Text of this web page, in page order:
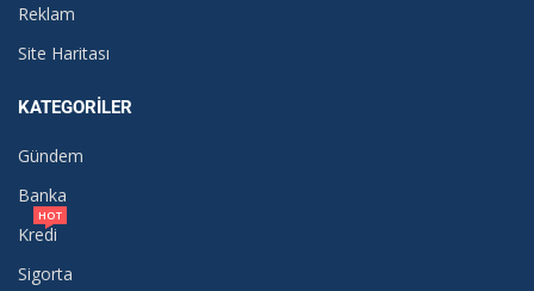
Reklam
Site Haritası
KATEGORILER
Gündem
Banka
Kredi
HOT
Sigorta